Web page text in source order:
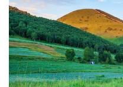
视
频
用
户